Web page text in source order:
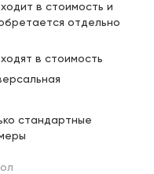
в стоимость и
отдельно
в стоимость
стандартные